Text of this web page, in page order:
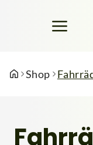
Shop